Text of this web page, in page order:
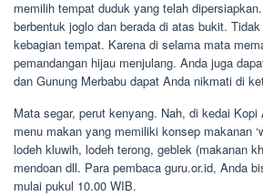
memilih tempat duduk yang telah
berbentuk joglo dan berada di atas bukit.
kebagian tempat. Karena di selama mata
pemandangan hijau menjulang. Anda juga
dan Gunung Merbabu dapat Anda nikmati di
Mata segar, perut kenyang. Nah, di kedai Kopi
menu makan yang memiliki konsep makanan
lodeh kluwih, lodeh terong, geblek (makanan
mendoan dll. Para pembaca guru.or.id, Anda
mulai pukul 10.00 WIB.